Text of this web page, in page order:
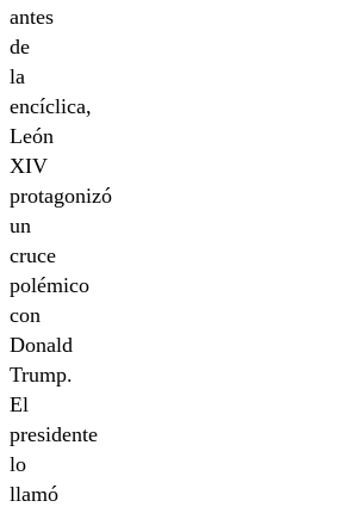
antes
de
la
encíclica,
León
XIV
protagonizó
un
cruce
polémico
con
Donald
Trump.
El
presidente
lo
llamó